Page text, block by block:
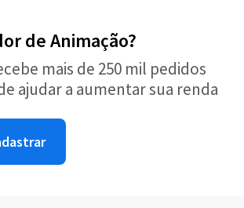
de Animação?
mais de 250 mil pedidos
ajudar a aumentar sua renda